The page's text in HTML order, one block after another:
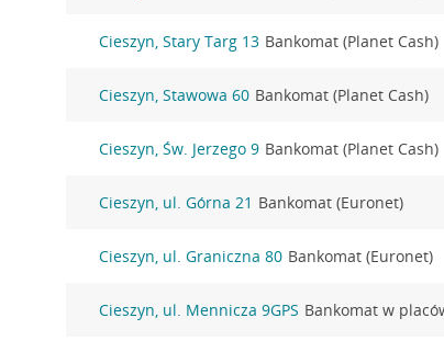
Cieszyn, Stary Targ 13 Bankomat (Planet Cash)
Cieszyn, Stawowa 60 Bankomat (Planet Cash)
Cieszyn, Św. Jerzego 9 Bankomat (Planet Cash)
Cieszyn, ul. Górna 21 Bankomat (Euronet)
Cieszyn, ul. Graniczna 80 Bankomat (Euronet)
Cieszyn, ul. Mennicza 9GPS Bankomat w